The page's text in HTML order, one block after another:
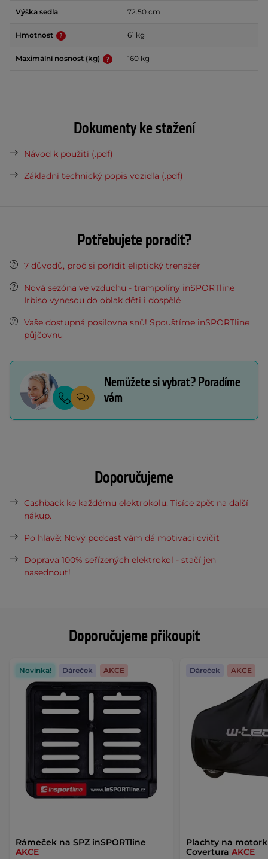
Doporučujeme přikoupit
Rámeček na SPZ inSPORTline
AKCE
Novinka! Dáreček AKCE
Plachty na
CoverturaAKCE
Dáreček AKCE
Výška sedla 72.50 cm
Hmotnost 61 kg
Maximální nosnost (kg) 160 kg
Dokumenty ke stažení
Návod k použití (.pdf)
Základní technický popis vozidla (.pdf)
Potřebujete poradit?
7 důvodů, proč si pořídit eliptický trenažér
Nová sezóna ve vzduchu - trampolíny inSPORTline
Irbiso vynesou do oblak děti i dospělé
Vaše dostupná posilovna snů! Spouštíme inSPORTline
půjčovnu
Nemůžete si vybrat? Poradíme
vám
Doporučujeme
Cashback ke každému elektrokolu. Tisíce zpět na další
nákup.
Po hlavě: Nový podcast vám dá motivaci cvičit
Doprava 100% seřízených elektrokol - stačí jen
nasednout!